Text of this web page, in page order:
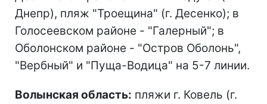
Днепр), пляж "Троещина" (г. Десенко); в
Голосеевском районе - "Галерный"; в
Оболонском районе - "Остров Оболонь",
"Вербный" и "Пуща-Водица" на 5-7 линии.
Волынская область: пляжи г. Ковель (г.